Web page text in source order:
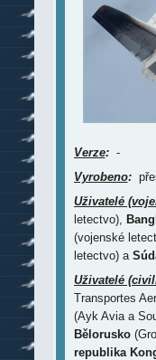
Verze:-
Vyrobeno:
Uživatelé
letectvo),
(vojenské
letectvo) a
Uživatelé
Transportes
(Ayk Avia a
Bělorusko
republika